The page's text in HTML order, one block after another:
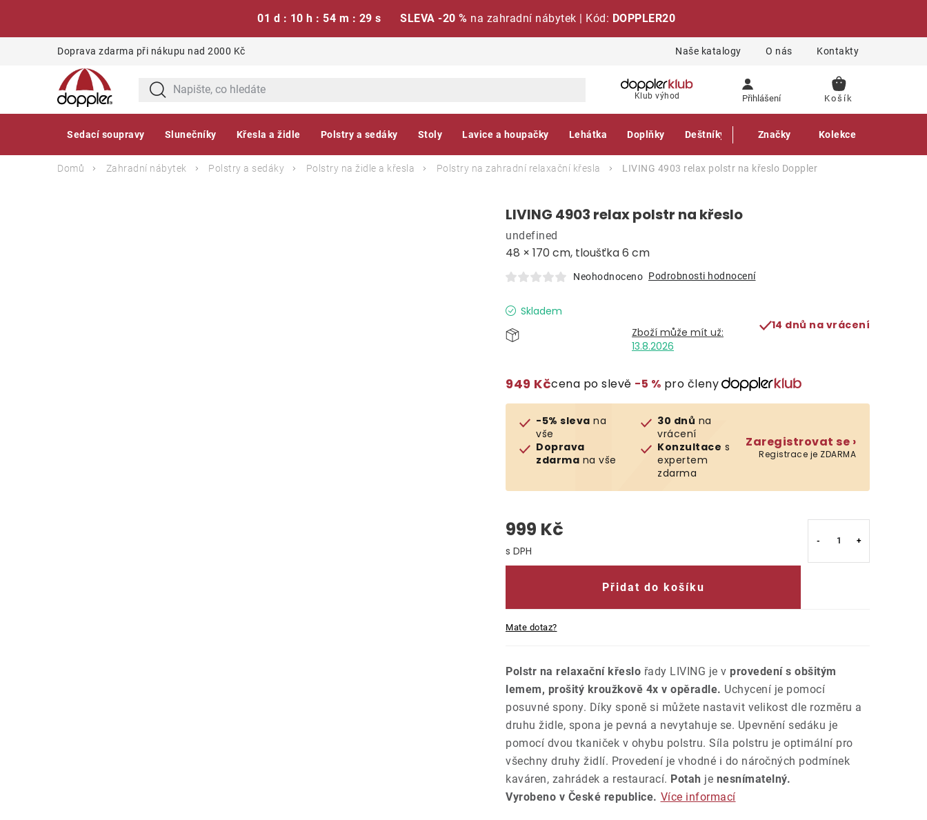
01 d : 10 h : 54 m : 28 s SLEVA -20 % na zahradní nábytek | Kód: DOPPLER20
Doprava zdarma při nákupu nad 2000 Kč Naše katalogy O nás Kontakty
Klub výhod Přihlášení
NÁKUPNÍ
Sedací soupravy Slunečníky Křesla a židle Polstry a sedáky Stoly Lavice a houpačky Lehátka Doplňky Deštníky Gastro produkty
Značky Kolekce
Domů Zahradní nábytek Polstry a sedáky Polstry na židle a křesla Polstry na zahradní relaxační křesla LIVING 4903 relax polstr na křeslo Doppler
LIVING 4903 relax polstr na křeslo
48 × 170 cm, tloušťka 6 cm
undefined
Neohodnoceno Podrobnosti hodnocení
Skladem
13.8.2026
14 dnů na vrácení
949 Kčcena po slevě −5 % pro členy
-5% sleva na
vše
Doprava
zdarma na vše
30 dnů na
vrácení
Konzultace s
expertem
zdarma
Zaregistrovat se ›
Registrace je ZDARMA
999 Kč
Měrná cena:
Přidat do košíku
Mate dotaz?
Polstr na relaxační křeslo řady LIVING je v provedení s obšitým
lemem, prošitý kroužkově 4x v opěradle. Uchycení je pomocí
posuvné spony. Díky sponě si můžete nastavit velikost dle rozměru a
druhu židle, spona je pevná a nevytahuje se. Upevnění sedáku je
pomocí dvou tkaniček v ohybu polstru. Síla polstru je optimální pro
všechny druhy židlí. Provedení je vhodné i do náročných podmínek
kaváren, zahrádek a restaurací. Potah je nesnímatelný.
Vyrobeno v České republice. Více informací